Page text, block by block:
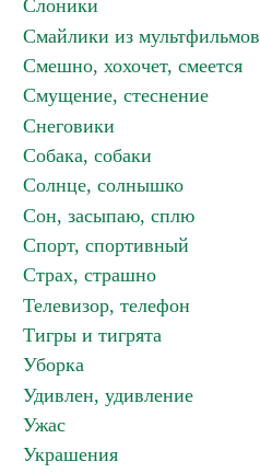
Слоники
Смайлики из мультфильмов
Смешно, хохочет, смеется
Смущение, стеснение
Снеговики
Собака, собаки
Солнце, солнышко
Сон, засыпаю, сплю
Спорт, спортивный
Страх, страшно
Телевизор, телефон
Тигры и тигрята
Уборка
Удивлен, удивление
Ужас
Украшения